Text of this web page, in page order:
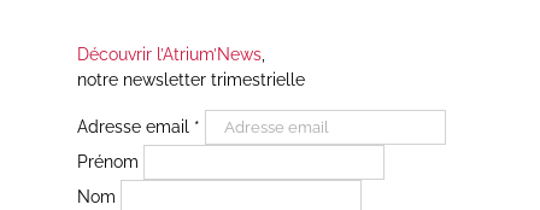
Découvrir l’Atrium’News,
notre newsletter trimestrielle
Adresse email *
Prénom
Nom